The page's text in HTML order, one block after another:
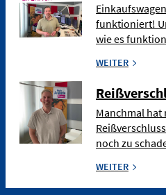
funktioniert!
wie es
WEITER
Manchmal hat
noch zu
WEITER